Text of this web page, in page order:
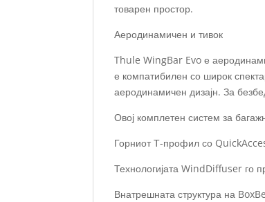
товарен простор.
Аеродинамичен и тивок
Thule WingBar Evo е
е компатибилен со широк
аеродинамичен дизајн. За
Овој комплетен систем за
Горниот Т-профил со
Технологијата WindDiffuser го
Внатрешната структура на